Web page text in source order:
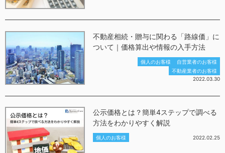
不動産相続・贈与に関わる「路線価」に
ついて｜価格算出や情報の入手方法
個人のお客様
自営業者のお客様
不動産業者のお客様
2022.03.30
公示価格とは？簡単4ステップで調べる
方法をわかりやすく解説
個人のお客様 2022.02.25